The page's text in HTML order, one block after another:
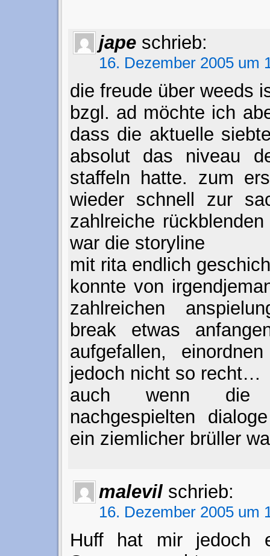
jape schrieb:
16. Dezember 2005 um
die freude über weeds
bzgl. ad möchte ich
dass die aktuelle
absolut das niveau
staffeln hatte. zum
wieder schnell zur
zahlreiche
war die storyline
mit rita endlich
konnte von
zahlreichen
break etwas
aufgefallen,
jedoch nicht so recht…
auch wenn die
nachgespielten
ein ziemlicher brüller
malevil schrieb:
16. Dezember 2005 um
Huff hat mir jedoch